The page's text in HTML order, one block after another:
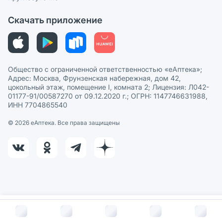
В корзину за
Политика рекомендаций
Этика и соответствие
Политика в отношении обработки персональных данных
Скачать приложение
Общество с ограниченной ответственностью «еАптека»;
Адрес: Москва, Фрунзенская набережная, дом 42,
цокольный этаж, помещение I, комната 2; Лицензия: Л042-
01177-91/00587270 от 09.12.2020 г.; ОГРН: 1147746631988,
ИНН 7704865540
© 2026 eАптека. Все права защищены